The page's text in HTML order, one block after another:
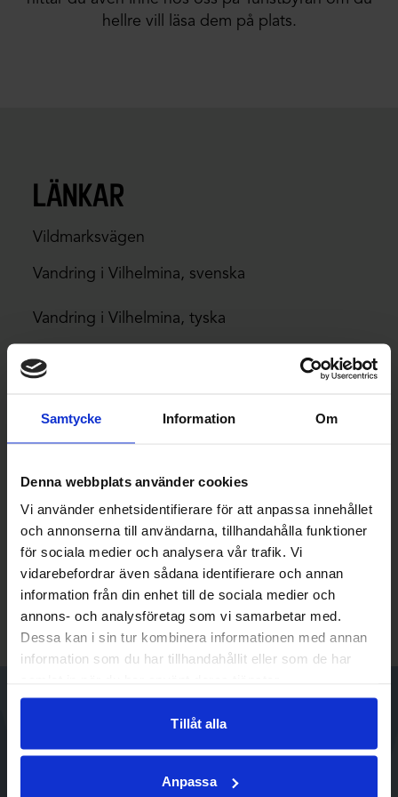
Samtycke Information Om
Denna webbplats använder cookies
Vi använder enhetsidentifierare för att anpassa innehållet
och annonserna till användarna, tillhandahålla funktioner
för sociala medier och analysera vår trafik. Vi
vidarebefordrar även sådana identifierare och annan
information från din enhet till de sociala medier och
annons- och analysföretag som vi samarbetar med.
Dessa kan i sin tur kombinera informationen med annan
information som du har tillhandahållit eller som de har
Tillåt alla
Anpassa
hellre vill läsa dem på plats.
länkar
Vildmarksvägen
Vandring i Vilhelmina, svenska
Vandring i Vilhelmina, tyska
Mountainbiketurer i Stekenjokkområdet
Stekenjokk, ett renbetesland, engelska
visit.vilhelmina